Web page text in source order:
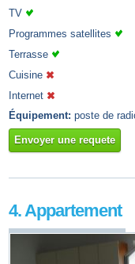
TV
Programmes satellites
Terrasse
Cuisine
Internet
Équipement: poste de
Envoyer une requete
4. Appartement